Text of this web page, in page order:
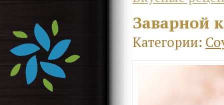
Заварной
Категории: